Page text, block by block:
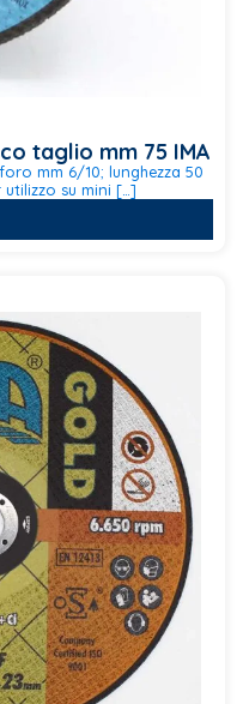
taglio mm 75 IMA
mm 6/10; lunghezza 50
utilizzo su mini […]